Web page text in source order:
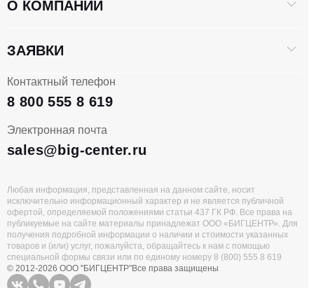
Контактный телефон
8 800 555 8 619
Электронная почта
sales@big-center.ru
О КОМПАНИИ
ЗАЯВКИ
Любая информация, представленная на данном сайте, носит
исключительно информационный характер и не является публичной
офертой, определяемой положениями статьи 437 ГК РФ. Все права на
публикуемые на сайте материалы принадлежат ООО «БИГЦЕНТР». Для
получения подробной информации о наличии и стоимости указанных
товаров и (или) услуг, пожалуйста, обращайтесь к нам с помощью
специальной формы связи или по единому номеру 8 (800) 555 8 619
© 2012-2026 ООО "БИГЦЕНТР"Все права защищены